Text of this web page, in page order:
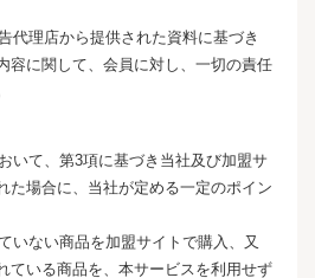
代理店から提供された資料に基づき
容に関して、会員に対し、一切の責任
いて、第3項に基づき当社及び加盟サ
た場合に、当社が定める一定のポイン
いない商品を加盟サイトで購入、又
ている商品を、本サービスを利用せず